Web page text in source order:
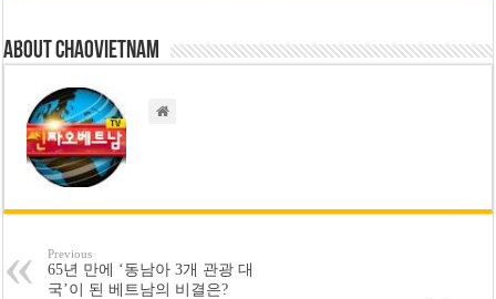
About chaovietnam
Previous
65년 만에 ‘동남아 3개 관광 대
국’이 된 베트남의 비결은?